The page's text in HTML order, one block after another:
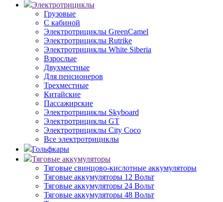
Электротрициклы
Грузовые
С кабиной
Электротрициклы GreenCamel
Электротрициклы Rutrike
Электротрициклы White Siberia
Взрослые
Двухместные
Для пенсионеров
Трехместные
Китайские
Пассажирские
Электротрициклы Skyboard
Электротрициклы GT
Электротрициклы City Coco
Все электротрициклы
Гольфкары
Тяговые аккумуляторы
Тяговые свинцово-кислотные аккумуляторы
Тяговые аккумуляторы 12 Вольт
Тяговые аккумуляторы 24 Вольт
Тяговые аккумуляторы 48 Вольт